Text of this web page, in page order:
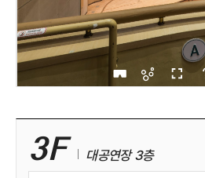
3F 대공연장 3층